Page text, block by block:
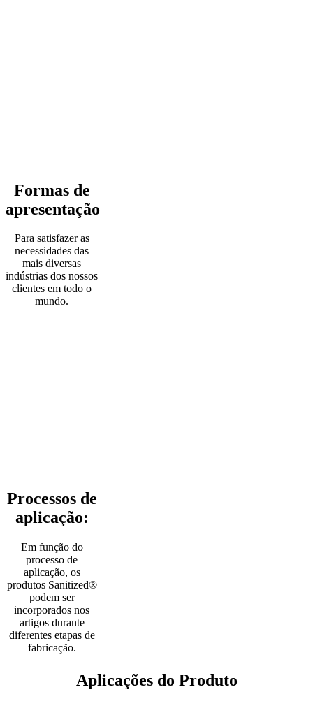
Formas de
apresentação
Para satisfazer as
necessidades das
mais diversas
indústrias dos nossos
clientes em todo o
mundo.
Processos de
aplicação:
Em função do
processo de
aplicação, os
produtos Sanitized®
podem ser
incorporados nos
artigos durante
diferentes etapas de
fabricação.
Aplicações do Produto